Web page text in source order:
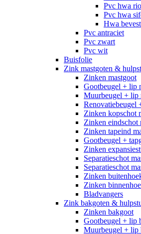
Pvc hwa
Pvc hwa
Hwa
Pvc antraciet
Pvc zwart
Pvc wit
Buisfolie
Zink mastgoten &
Zinken mastgoot
Gootbeugel + lip
Muurbeugel + lip
Renovatiebeugel
Zinken kopschot
Zinken eindschot
Zinken tapeind
Gootbeugel +
Zinken
Separatieschot
Separatieschot
Zinken
Zinken
Bladvangers
Zink bakgoten &
Zinken bakgoot
Gootbeugel + lip
Muurbeugel + lip